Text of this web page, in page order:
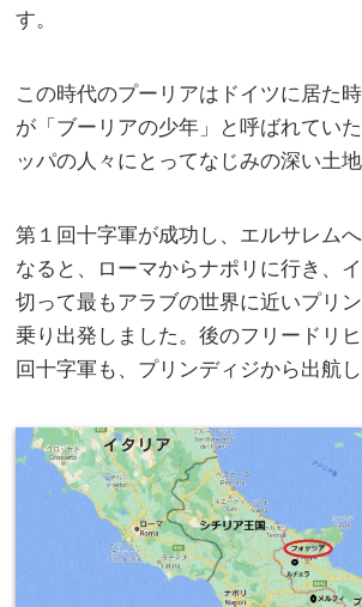
す。
この時代のプーリアはドイツに居た
が「ブーリアの少年」と呼ばれてい
ッパの人々にとってなじみの深い土地
第１回十字軍が成功し、エルサレム
なると、ローマからナポリに行き、
切って最もアラブの世界に近いプリ
乗り出発しました。後のフリードリ
回十字軍も、プリンディジから出航し